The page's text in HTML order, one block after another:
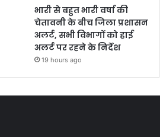
भारी से बहुत भारी वर्षा की
चेतावनी के बीच जिला प्रशासन
अलर्ट, सभी विभागों को हाई
अलर्ट पर रहने के निर्देश
19 hours ago